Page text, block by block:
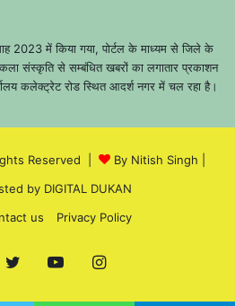
2023 में किया गया, पोर्टल के माध्यम से जिले के
कला संस्कृति से सम्बंधित खबरों का लगातार प्रकाशन
कलेक्ट्रेट रोड स्थित आदर्श नगर में चल रहा है।
Reserved | By Nitish Singh
by DIGITAL DUKAN
us Privacy Policy
Twitter YouTubeInstagram